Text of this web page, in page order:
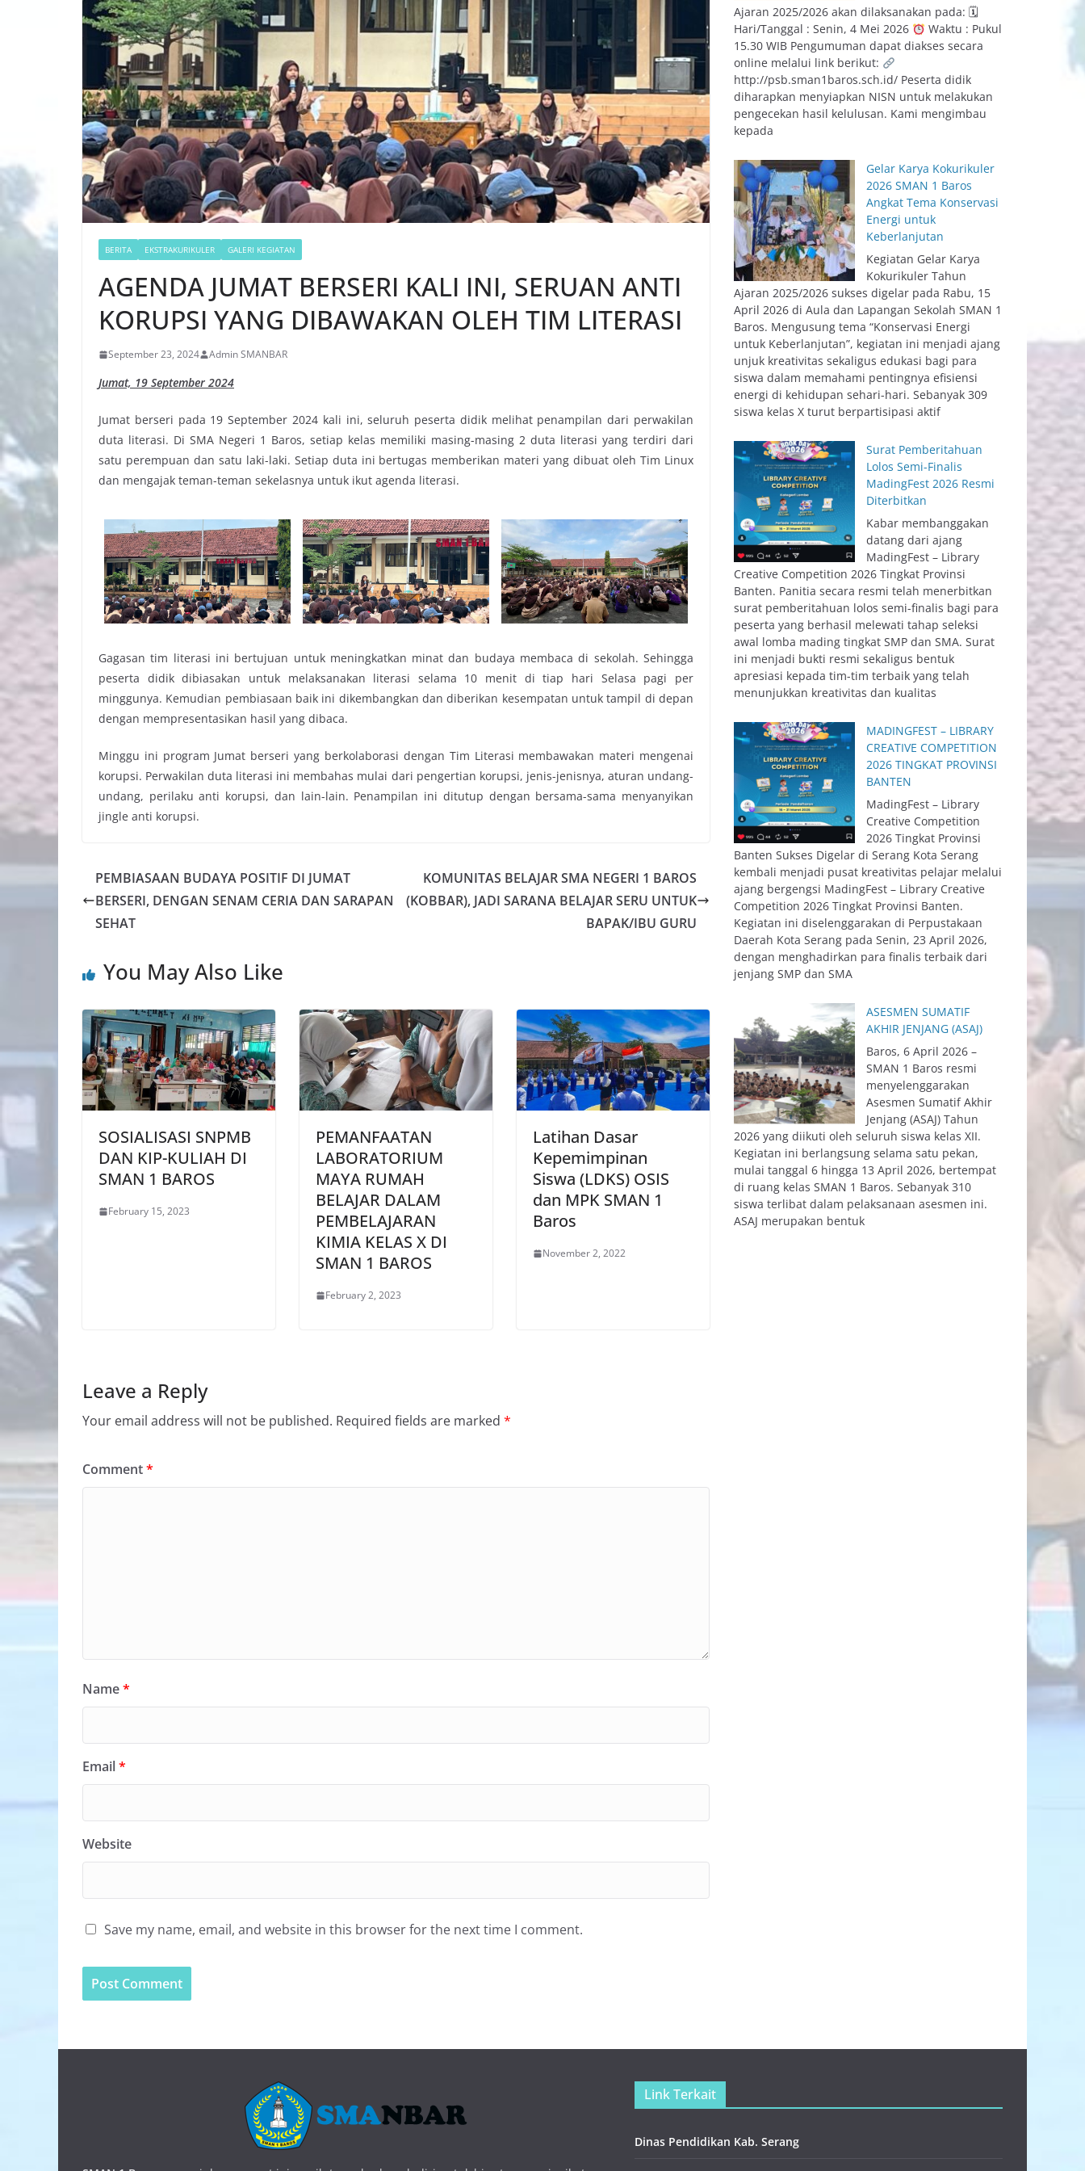
BERITA EKSTRAKURIKULER GALERI KEGIATAN
AGENDA JUMAT BERSERI KALI INI, SERUAN ANTI
KORUPSI YANG DIBAWAKAN OLEH TIM LITERASI
September 23, 2024 Admin SMANBAR
Jumat, 19 September 2024
Jumat berseri pada 19 September 2024 kali ini, seluruh peserta didik melihat penampilan dari perwakilan
duta literasi. Di SMA Negeri 1 Baros, setiap kelas memiliki masing-masing 2 duta literasi yang terdiri dari
satu perempuan dan satu laki-laki. Setiap duta ini bertugas memberikan materi yang dibuat oleh Tim Linux
dan mengajak teman-teman sekelasnya untuk ikut agenda literasi.
Gagasan tim literasi ini bertujuan untuk meningkatkan minat dan budaya membaca di sekolah. Sehingga
peserta didik dibiasakan untuk melaksanakan literasi selama 10 menit di tiap hari Selasa pagi per
minggunya. Kemudian pembiasaan baik ini dikembangkan dan diberikan kesempatan untuk tampil di depan
dengan mempresentasikan hasil yang dibaca.
Minggu ini program Jumat berseri yang berkolaborasi dengan Tim Literasi membawakan materi mengenai
korupsi. Perwakilan duta literasi ini membahas mulai dari pengertian korupsi, jenis-jenisnya, aturan undang-
undang, perilaku anti korupsi, dan lain-lain. Penampilan ini ditutup dengan bersama-sama menyanyikan
jingle anti korupsi.
PEMBIASAAN BUDAYA POSITIF DI JUMAT
BERSERI, DENGAN SENAM CERIA DAN SARAPAN
SEHAT
KOMUNITAS BELAJAR SMA NEGERI 1 BAROS
(KOBBAR), JADI SARANA BELAJAR SERU UNTUK
BAPAK/IBU GURU
You May Also Like
SOSIALISASI SNPMB
DAN KIP-KULIAH DI
SMAN 1 BAROS
February 15, 2023
PEMANFAATAN
LABORATORIUM
MAYA RUMAH
BELAJAR DALAM
PEMBELAJARAN
KIMIA KELAS X DI
SMAN 1 BAROS
February 2, 2023
Latihan Dasar
Kepemimpinan
Siswa (LDKS) OSIS
dan MPK SMAN 1
Baros
November 2, 2022
Leave a Reply
Your email address will not be published. Required fields are marked *
Comment*
Name*
Email*
Website
Save my name, email, and website in this browser for the next time I comment.
Ajaran 2025/2026 akan dilaksanakan pada: 🗓
Hari/Tanggal : Senin, 4 Mei 2026
Waktu : Pukul
15.30 WIB Pengumuman dapat diakses secara
online melalui link berikut:
http://psb.sman1baros.sch.id/ Peserta didik
diharapkan menyiapkan NISN untuk melakukan
pengecekan hasil kelulusan. Kami mengimbau
kepada
Gelar Karya Kokurikuler
2026 SMAN 1 Baros
Angkat Tema Konservasi
Energi untuk
Keberlanjutan
Kegiatan Gelar Karya
Kokurikuler Tahun
Ajaran 2025/2026 sukses digelar pada Rabu, 15
April 2026 di Aula dan Lapangan Sekolah SMAN 1
Baros. Mengusung tema “Konservasi Energi
untuk Keberlanjutan”, kegiatan ini menjadi ajang
unjuk kreativitas sekaligus edukasi bagi para
siswa dalam memahami pentingnya efisiensi
energi di kehidupan sehari-hari. Sebanyak 309
siswa kelas X turut berpartisipasi aktif
Surat Pemberitahuan
Lolos Semi-Finalis
MadingFest 2026 Resmi
Diterbitkan
Kabar membanggakan
datang dari ajang
MadingFest – Library
Creative Competition 2026 Tingkat Provinsi
Banten. Panitia secara resmi telah menerbitkan
surat pemberitahuan lolos semi-finalis bagi para
peserta yang berhasil melewati tahap seleksi
awal lomba mading tingkat SMP dan SMA. Surat
ini menjadi bukti resmi sekaligus bentuk
apresiasi kepada tim-tim terbaik yang telah
menunjukkan kreativitas dan kualitas
MADINGFEST – LIBRARY
CREATIVE COMPETITION
2026 TINGKAT PROVINSI
BANTEN
MadingFest – Library
Creative Competition
2026 Tingkat Provinsi
Banten Sukses Digelar di Serang Kota Serang
kembali menjadi pusat kreativitas pelajar melalui
ajang bergengsi MadingFest – Library Creative
Competition 2026 Tingkat Provinsi Banten.
Kegiatan ini diselenggarakan di Perpustakaan
Daerah Kota Serang pada Senin, 23 April 2026,
dengan menghadirkan para finalis terbaik dari
jenjang SMP dan SMA
ASESMEN SUMATIF
AKHIR JENJANG (ASAJ)
Baros, 6 April 2026 –
SMAN 1 Baros resmi
menyelenggarakan
Asesmen Sumatif Akhir
Jenjang (ASAJ) Tahun
2026 yang diikuti oleh seluruh siswa kelas XII.
Kegiatan ini berlangsung selama satu pekan,
mulai tanggal 6 hingga 13 April 2026, bertempat
di ruang kelas SMAN 1 Baros. Sebanyak 310
siswa terlibat dalam pelaksanaan asesmen ini.
ASAJ merupakan bentuk
Link Terkait
Dinas Pendidikan Kab. Serang